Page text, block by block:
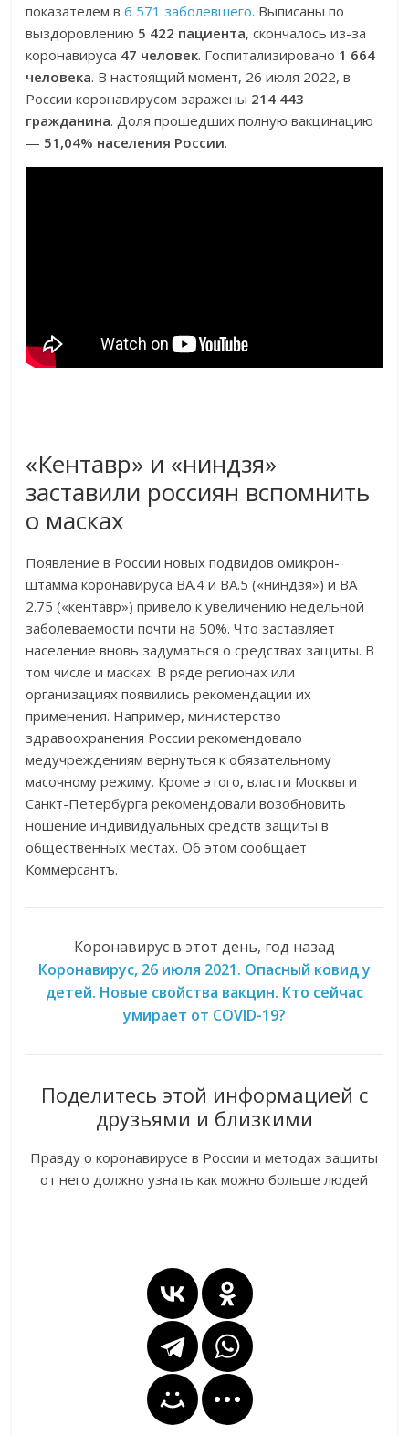
показателем в6 571 заболевшего. Выписаны по
выздоровлению 5 422 пациента, скончалось из-за
коронавируса 47 человек. Госпитализировано 1 664
человека. В настоящий момент, 26 июля 2022, в
России коронавирусом заражены 214 443
гражданина. Доля прошедших полную вакцинацию
— 51,04% населения России.
«Кентавр» и «ниндзя»
заставили россиян вспомнить
о масках
Появление в России новых подвидов омикрон-
штамма коронавируса ВА.4 и ВА.5 («ниндзя») и ВА
2.75 («кентавр») привело к увеличению недельной
заболеваемости почти на 50%. Что заставляет
население вновь задуматься о средствах защиты. В
том числе и масках. В ряде регионах или
организациях появились рекомендации их
применения. Например, министерство
здравоохранения России рекомендовало
медучреждениям вернуться к обязательному
масочному режиму. Кроме этого, власти Москвы и
Санкт-Петербурга рекомендовали возобновить
ношение индивидуальных средств защиты в
общественных местах. Об этом сообщает
Коммерсантъ.
Коронавирус в этот день, год назад
Коронавирус, 26 июля 2021. Опасный ковид у
детей. Новые свойства вакцин. Кто сейчас
умирает от COVID-19?
Поделитесь этой информацией с
друзьями и близкими
Правду о коронавирусе в России и методах защиты
от него должно узнать как можно больше людей